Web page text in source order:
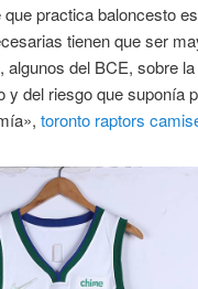
practica baloncesto
tienen que ser
del BCE, sobre
del riesgo que suponía
toronto raptors